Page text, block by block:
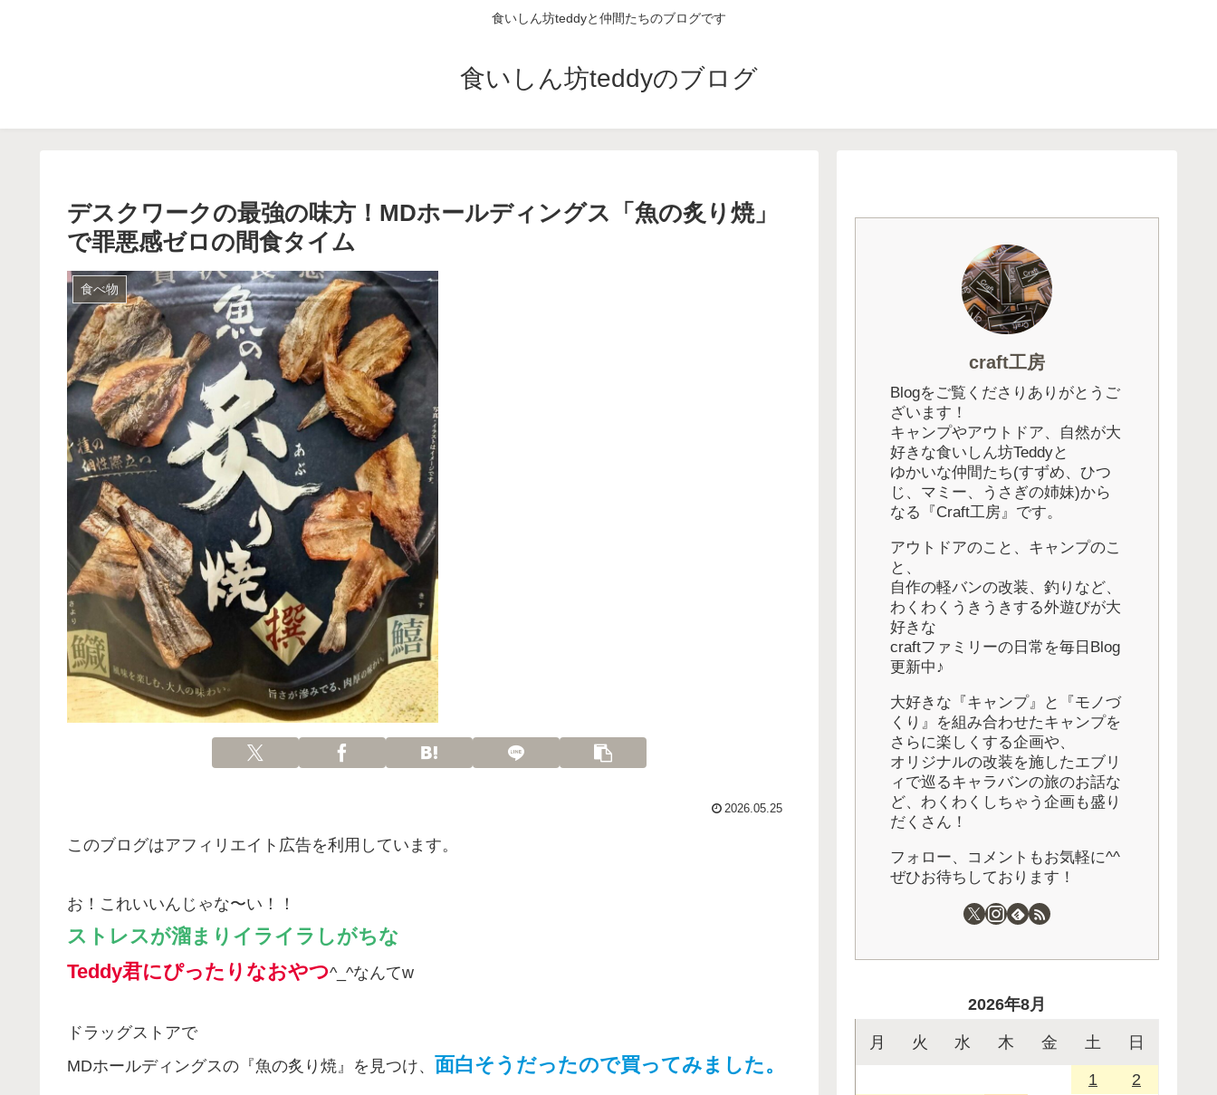
食いしん坊teddyと仲間たちのブログです
食いしん坊teddyのブログ
デスクワークの最強の味方！MDホールディングス「魚の炙り焼」
で罪悪感ゼロの間食タイム
食べ物
2026.05.25
このブログはアフィリエイト広告を利用しています。
お！これいいんじゃな〜い！！
ストレスが溜まりイライラしがちな
Teddy君にぴったりなおやつ^_^なんてw
ドラッグストアで
MDホールディングスの『魚の炙り焼』を見つけ、 面白そうだったので買ってみました。
craft工房
Blogをご覧くださりありがとうご
ざいます！
キャンプやアウトドア、自然が大
好きな食いしん坊Teddyと
ゆかいな仲間たち(すずめ、ひつ
じ、マミー、うさぎの姉妹)から
なる『Craft工房』です。
アウトドアのこと、キャンプのこ
と、
自作の軽バンの改装、釣りなど、
わくわくうきうきする外遊びが大
好きな
craftファミリーの日常を毎日Blog
更新中♪
大好きな『キャンプ』と『モノづ
くり』を組み合わせたキャンプを
さらに楽しくする企画や、
オリジナルの改装を施したエブリ
ィで巡るキャラバンの旅のお話な
ど、わくわくしちゃう企画も盛り
だくさん！
フォロー、コメントもお気軽に^^
ぜひお待ちしております！
2026年8月
月 火 水 木 金 土 日
1
2